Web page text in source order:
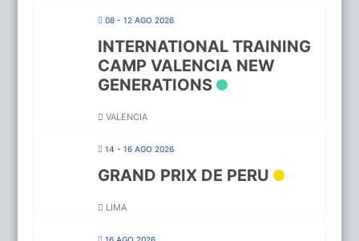
08 - 12 AGO 2026
INTERNATIONAL TRAINING
CAMP VALENCIA NEW
GENERATIONS
VALENCIA
14 - 16 AGO 2026
GRAND PRIX DE PERU
LIMA